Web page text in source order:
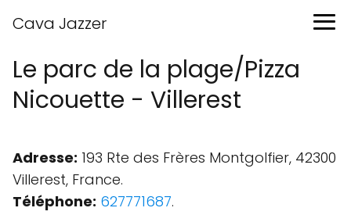
Cava Jazzer
Le parc de la plage/Pizza
Nicouette - Villerest
Adresse: 193 Rte des Frères Montgolfier, 42300
Villerest, France.
Téléphone: 627771687.